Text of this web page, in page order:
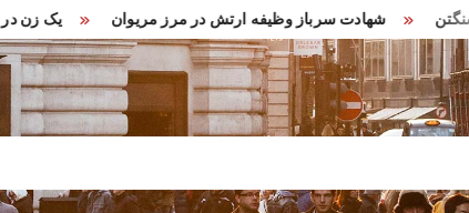
شهادت سرباز وظیفه ارتش در مرز مریوان در واشنگتن